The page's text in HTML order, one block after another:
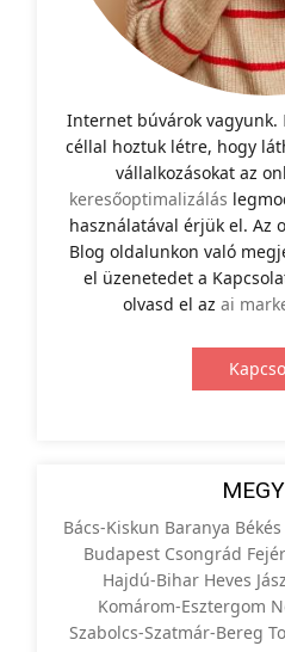
Internet búvárok vagyunk.
céllal hoztuk létre, hogy
vállalkozásokat az
keresőoptimalizálás
használatával érjük el. Az
Blog oldalunkon való
el üzenetedet a
olvasd el az ai
Bács-Kiskun Baranya Békés
Budapest Csongrád Fejér
Hajdú-Bihar Heves
Komárom-Esztergom
Szabolcs-Szatmár-Bereg